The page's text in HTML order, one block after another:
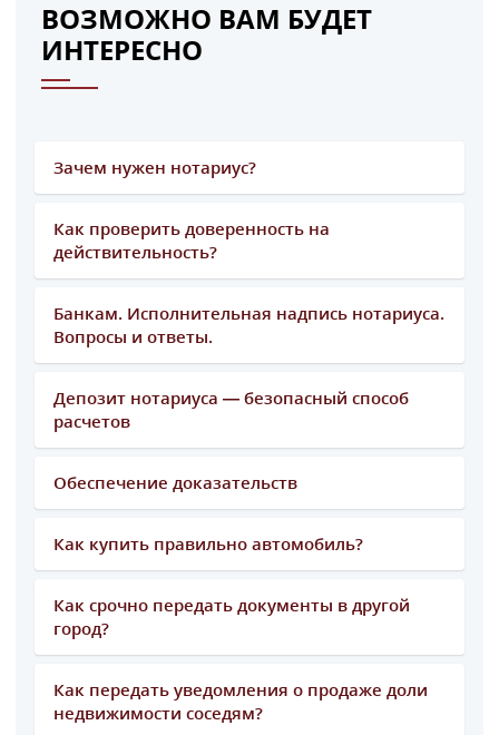
ВОЗМОЖНО ВАМ БУДЕТ
ИНТЕРЕСНО
Зачем нужен нотариус?
Как проверить доверенность на
действительность?
Банкам. Исполнительная надпись нотариуса.
Вопросы и ответы.
Депозит нотариуса — безопасный способ
расчетов
Обеспечение доказательств
Как купить правильно автомобиль?
Как срочно передать документы в другой
город?
Как передать уведомления о продаже доли
недвижимости соседям?